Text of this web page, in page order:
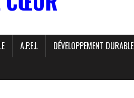
A.P.E.L DÉVELOPPEMENT DURABLE